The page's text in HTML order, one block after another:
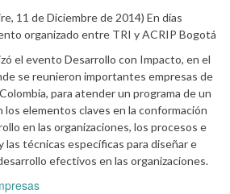
11 de Diciembre de 2014) En días
organizado entre TRI y ACRIP Bogotá
el evento Desarrollo con Impacto, en el
se reunieron importantes empresas de
para atender un programa de un
los elementos claves en la conformación
en las organizaciones, los procesos e
las técnicas específicas para diseñar e
efectivos en las organizaciones.